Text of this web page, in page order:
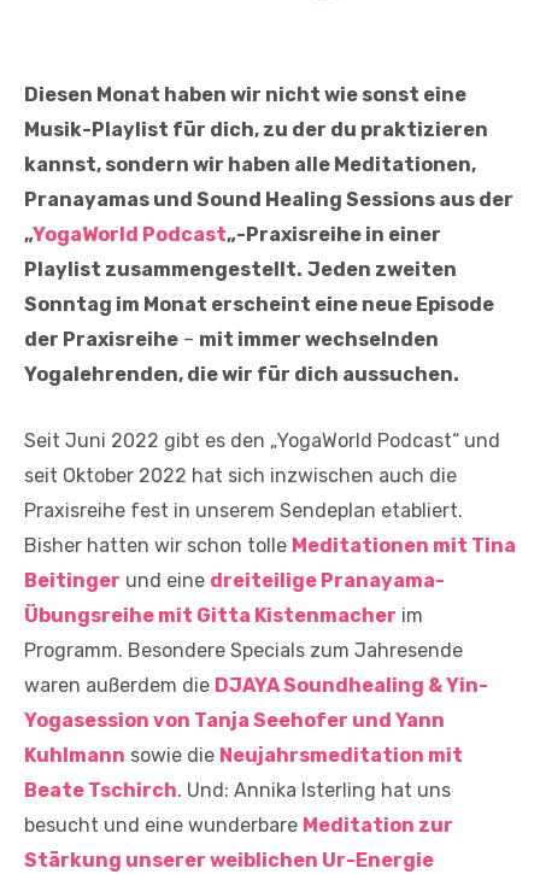
Diesen Monat haben wir nicht wie sonst eine
Musik-Playlist für dich, zu der du praktizieren
kannst, sondern wir haben alle Meditationen,
Pranayamas und Sound Healing Sessions aus der
„YogaWorld Podcast„-Praxisreihe in einer
Playlist zusammengestellt. Jeden zweiten
Sonntag im Monat erscheint eine neue Episode
der Praxisreihe – mit immer wechselnden
Yogalehrenden, die wir für dich aussuchen.
Seit Juni 2022 gibt es den „YogaWorld Podcast“ und
seit Oktober 2022 hat sich inzwischen auch die
Praxisreihe fest in unserem Sendeplan etabliert.
Bisher hatten wir schon tolle Meditationen mit Tina
Beitinger und eine dreiteilige Pranayama-
Übungsreihe mit Gitta Kistenmacher im
Programm. Besondere Specials zum Jahresende
waren außerdem die DJAYA Soundhealing & Yin-
Yogasession von Tanja Seehofer und Yann
Kuhlmann sowie die Neujahrsmeditation mit
Beate Tschirch. Und: Annika Isterling hat uns
besucht und eine wunderbare Meditation zur
Stärkung unserer weiblichen Ur-Energie